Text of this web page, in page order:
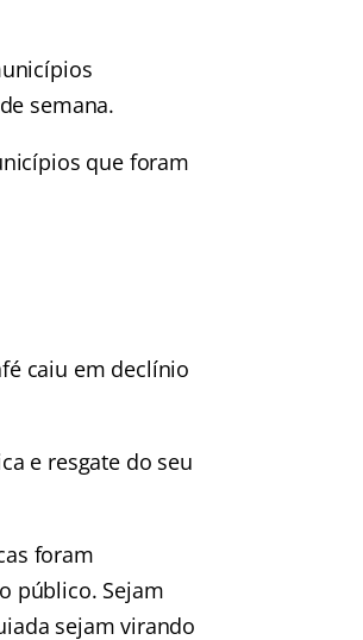
semana.
que foram
caiu em declínio
e resgate do seu
foram
público. Sejam
sejam virando